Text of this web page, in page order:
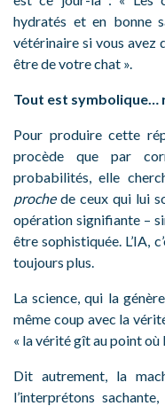
hydratés et en bonne
vétérinaire si vous avez
être de votre chat ».
Tout est symbolique…
Pour produire cette
procède que par
probabilités, elle
proche de ceux qui lui
opération signifiante –
être sophistiquée. L’IA,
toujours plus.
La science, qui la
même coup avec la
« la vérité gît au point où
Dit autrement, la
l’interprétons